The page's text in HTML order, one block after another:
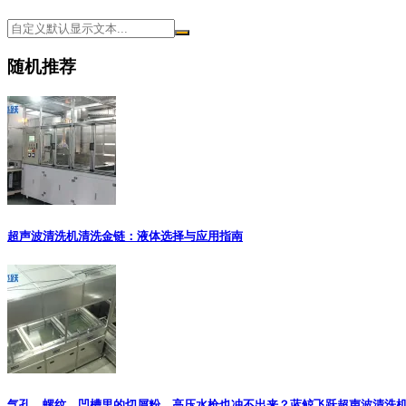
随机推荐
超声波清洗机清洗金链：液体选择与应用指南